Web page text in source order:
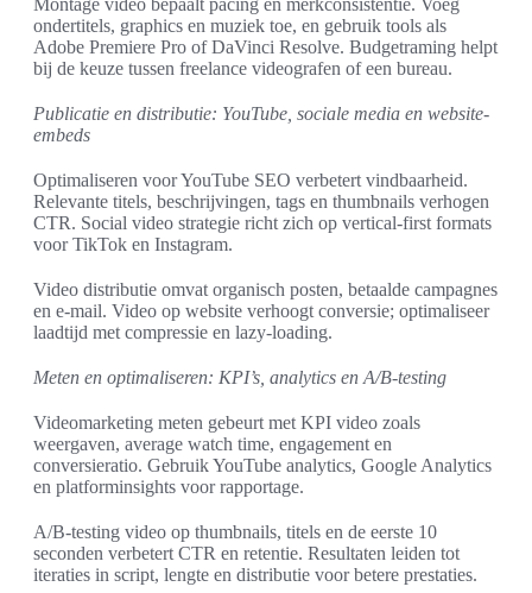
Montage video bepaalt pacing en merkconsistentie. Voeg
ondertitels, graphics en muziek toe, en gebruik tools als
Adobe Premiere Pro of DaVinci Resolve. Budgetraming helpt
bij de keuze tussen freelance videografen of een bureau.
Publicatie en distributie: YouTube, sociale media en website-
embeds
Optimaliseren voor YouTube SEO verbetert vindbaarheid.
Relevante titels, beschrijvingen, tags en thumbnails verhogen
CTR. Social video strategie richt zich op vertical-first formats
voor TikTok en Instagram.
Video distributie omvat organisch posten, betaalde campagnes
en e-mail. Video op website verhoogt conversie; optimaliseer
laadtijd met compressie en lazy-loading.
Meten en optimaliseren: KPI’s, analytics en A/B-testing
Videomarketing meten gebeurt met KPI video zoals
weergaven, average watch time, engagement en
conversieratio. Gebruik YouTube analytics, Google Analytics
en platforminsights voor rapportage.
A/B-testing video op thumbnails, titels en de eerste 10
seconden verbetert CTR en retentie. Resultaten leiden tot
iteraties in script, lengte en distributie voor betere prestaties.